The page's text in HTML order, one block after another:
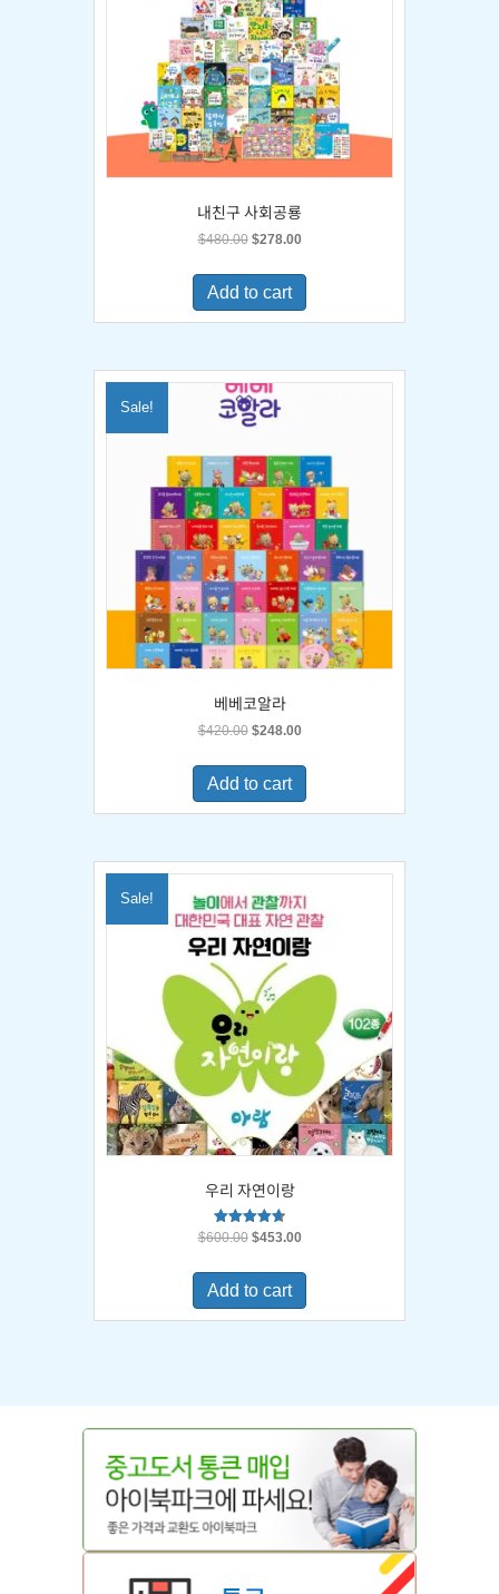
내친구 사회공룡
$480.00 Original
was:
$480.00.
$278.00Current
is:
Add to cart
Sale!
베베코알라
$420.00 Original
was:
$420.00.
$248.00Current
is:
Add to cart
Sale!
우리 자연이랑
Rated
$600.00 Original
was:
$600.00.
$453.00Current
is:
Add to cart